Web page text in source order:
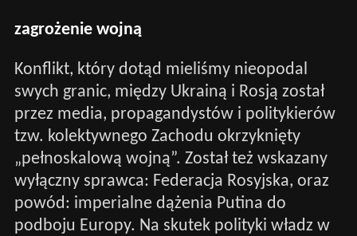
zagrożenie wojną
Konflikt, który dotąd mieliśmy nieopodal
swych granic, między Ukrainą i Rosją został
przez media, propagandystów i politykierów
tzw. kolektywnego Zachodu okrzyknięty
„pełnoskalową wojną”. Został też wskazany
wyłączny sprawca: Federacja Rosyjska, oraz
powód: imperialne dążenia Putina do
podboju Europy. Na skutek polityki władz w